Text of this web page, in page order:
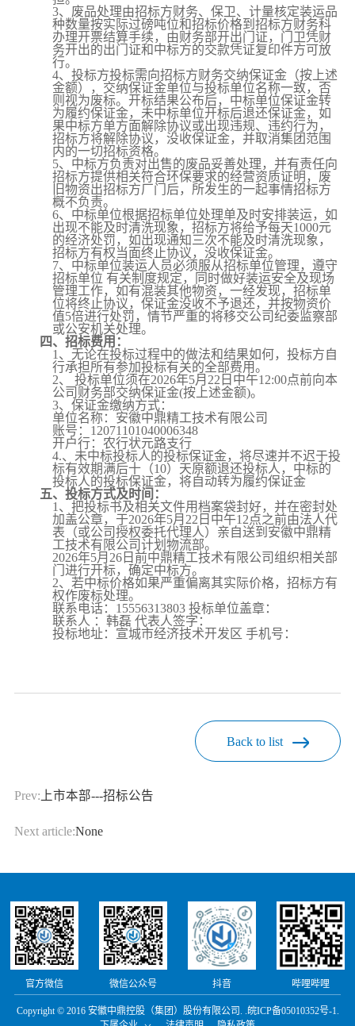
3、废品处理由招标方财务、保卫、计量核定装运品
种数量按实际过磅吨位和招标价格到招标方财务科
办理开票结算手续，由财务部开出门证，门卫凭财
务开出的出门证和中标方的交款凭证复印件方可放
行。
4、投标方投标需向招标方财务交纳保证金（按上述
金额），交纳保证金单位与投标单位名称一致，否
则视为废标。开标结果公布后，中标单位保证金转
为履约保证金，未中标单位开标后退还保证金，如
果中标方单方面解除协议或出现违规、违约行为，
招标方将解除协议，没收保证金，并取消集团范围
内的一切招标资格。
5、中标方负责对出售的废品妥善处理，并有责任向
招标方提供相关符合环保要求的经营资质证明，废
旧物资出招标方厂门后，所发生的一起事情招标方
概不负责。
6、中标单位根据招标单位处理单及时安排装运，如
出现不能及时清洗现象，招标方将给予每天1000元
的经济处罚，如出现通知三次不能及时清洗现象，
招标方有权当面终止协议，没收保证金。
7、中标单位装运人员必须服从招标单位管理，遵守
招标单位 有关制度规定，同时做好装运安全及现场
管理工作，如有混装其他物资，一经发现，招标单
位将终止协议，保证金没收不予退还，并按物资价
值5倍进行处罚，情节严重的将移交公司纪委监察部
或公安机关处理。
四、招标费用：
1、无论在投标过程中的做法和结果如何，投标方自
行承担所有参加投标有关的全部费用。
2、 投标单位须在2026年5月22日中午12:00点前向本
公司财务部交纳保证金(按上述金额)。
3、保证金缴纳方式：
单位名称：安徽中鼎精工技术有限公司
账号： 12071101040006348
开户行：农行状元路支行
4.、未中标投标人的投标保证金，将尽速并不迟于投
标有效期满后十（10）天原额退还投标人，中标的
投标人的投标保证金，将自动转为履约保证金
五、投标方式及时间：
1、把投标书及相关文件用档案袋封好，并在密封处
加盖公章，于2026年5月22日中午12点之前由法人代
表（或公司授权委托代理人）亲自送到安徽中鼎精
工技术有限公司计划物流部。
2026年5月26日前中鼎精工技术有限公司组织相关部
门进行开标，确定中标方。
2、若中标价格如果严重偏离其实际价格，招标方有
权作废标处理。
联系电话： 15556313803 投标单位盖章：
联系人 ：韩磊 代表人签字：
投标地址：宣城市经济技术开发区 手机号：
Back to list
Prev: 上市本部---招标公告
Next article:None
官方微信 微信公众号 抖音 哔哩哔哩
Copyright © 2016 安徽中鼎控股（集团）股份有限公司. .皖ICP备05010352号-1.